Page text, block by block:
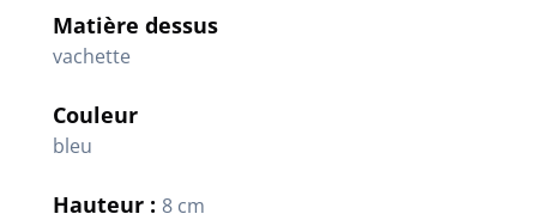
Matière dessus
vachette
Couleur
bleu
Hauteur : 8 cm